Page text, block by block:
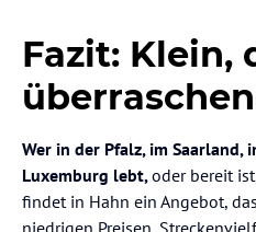
Fazit: Klein,
Wer in der Pfalz, im Saarland,
Luxemburg lebt,oder bereit
findet in Hahn ein Angebot,
niedrigen Preisen,